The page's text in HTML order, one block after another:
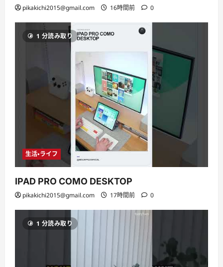
pikakichi2015@gmail.com 16時間前 0
1 分読み取り
生活・ライフ
IPAD PRO COMO DESKTOP
pikakichi2015@gmail.com 17時間前 0
1 分読み取り